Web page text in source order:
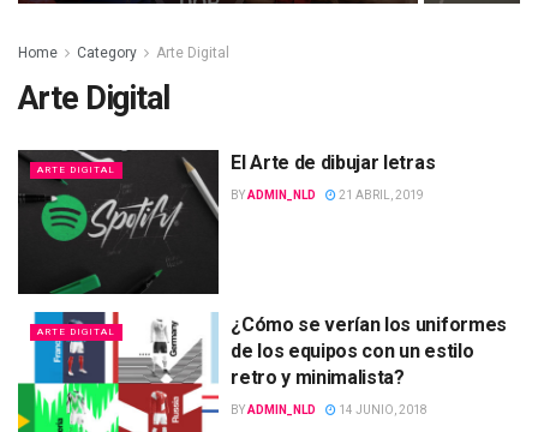
Home Category Arte Digital
Arte Digital
ARTE DIGITAL El Arte de dibujar letras
BYADMIN_NLD 21 ABRIL, 2019
ARTE DIGITAL
¿Cómo se verían los uniformes
de los equipos con un estilo
retro y minimalista?
BYADMIN_NLD 14 JUNIO, 2018